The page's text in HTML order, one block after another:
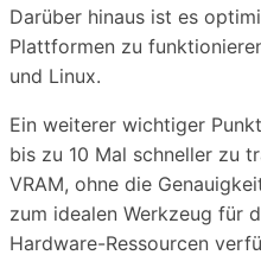
Darüber hinaus ist es
Plattformen zu
und Linux.
Ein weiterer wichtiger
bis zu 10 Mal schneller zu
VRAM, ohne die
zum idealen Werkzeug für
Hardware-Ressourcen